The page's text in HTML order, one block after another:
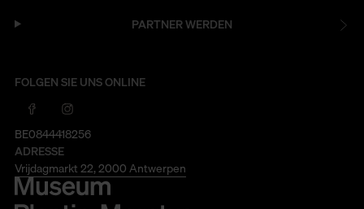
PARTNER WERDEN
FOLGEN SIE UNS ONLINE
BE0844418256
ADRESSE
Vrijdagmarkt 22, 2000 Antwerpen